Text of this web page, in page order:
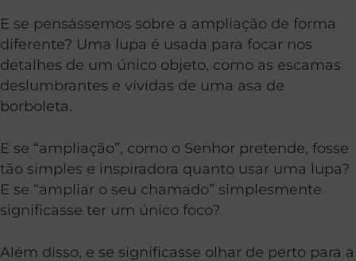
E se pensássemos sobre a ampliação de forma
diferente? Uma lupa é usada para focar nos
detalhes de um único objeto, como as escamas
deslumbrantes e vívidas de uma asa de
borboleta.
E se “ampliação”, como o Senhor pretende, fosse
tão simples e inspiradora quanto usar uma lupa?
E se “ampliar o seu chamado” simplesmente
significasse ter um único foco?
Além disso, e se significasse olhar de perto para a